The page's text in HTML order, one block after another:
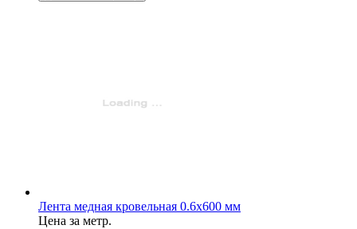
Лента медная кровельная 0.6x600 мм
Цена за метр.